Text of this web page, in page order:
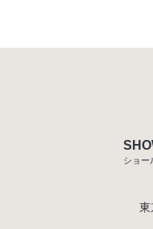
ショー
東